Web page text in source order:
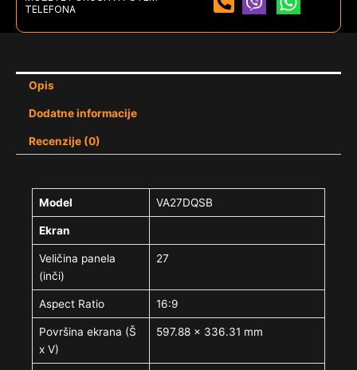
TELEFONA
Opis
Dodatne informacije
Recenzije (0)
Model VA27DQSB
Ekran
Veličina panela
(inči)
27
Aspect Ratio 16:9
Površina ekrana (Š
x V)
597.88 x 336.31 mm